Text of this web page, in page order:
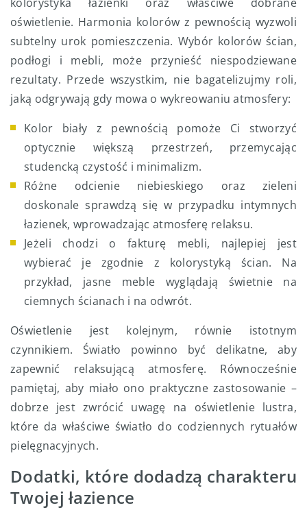
oświetlenie. Harmonia kolorów z pewnością wyzwoli
subtelny urok pomieszczenia. Wybór kolorów ścian,
podłogi i mebli, może przynieść niespodziewane
rezultaty. Przede wszystkim, nie bagatelizujmy roli,
jaką odgrywają gdy mowa o wykreowaniu atmosfery:
Kolor biały z pewnością pomoże Ci stworzyć
optycznie większą przestrzeń, przemycając
studencką czystość i minimalizm.
Różne odcienie niebieskiego oraz zieleni
doskonale sprawdzą się w przypadku intymnych
łazienek, wprowadzając atmosferę relaksu.
Jeżeli chodzi o fakturę mebli, najlepiej jest
wybierać je zgodnie z kolorystyką ścian. Na
przykład, jasne meble wyglądają świetnie na
ciemnych ścianach i na odwrót.
Oświetlenie jest kolejnym, równie istotnym
czynnikiem. Światło powinno być delikatne, aby
zapewnić relaksującą atmosferę. Równocześnie
pamiętaj, aby miało ono praktyczne zastosowanie –
dobrze jest zwrócić uwagę na oświetlenie lustra,
które da właściwe światło do codziennych rytuałów
pielęgnacyjnych.
Dodatki, które dodadzą charakteru
Twojej łazience